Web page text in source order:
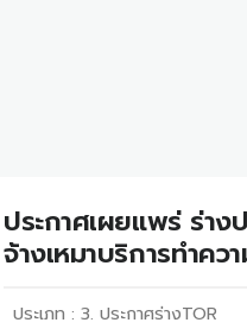
ประกาศเผยแพร่ ร่าง
จ้างเหมาบริการทำค
ประเภท : 3. ประกาศร่างTOR